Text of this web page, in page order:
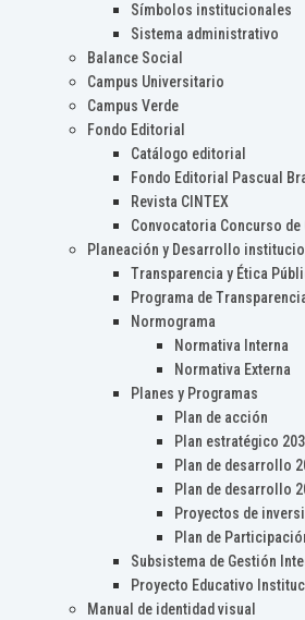
Símbolos institucionales
Sistema administrativo
Balance Social
Campus Universitario
Campus Verde
Fondo Editorial
Catálogo editorial
Fondo Editorial Pascual
Revista CINTEX
Convocatoria Concurso de
Planeación y Desarrollo
Transparencia y Ética
Programa de
Normograma
Normativa Interna
Normativa Externa
Planes y Programas
Plan de acción
Plan estratégico
Plan de desarrollo
Plan de desarrollo
Proyectos de
Plan de
Subsistema de Gestión
Proyecto Educativo
Manual de identidad visual